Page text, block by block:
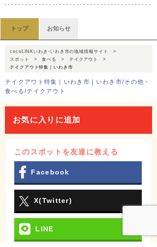
トップ お知らせ
cocoLINKいわき-いわき市の地域情報サイト
スポット
食べる
テイクアウト
テイクアウト特集｜いわき市
テイクアウト特集｜いわき市 | いわき市/その他・
食べる/テイクアウト
お気に入りに追加
このスポットを友達に教える
Facebook
X(Twitter)
LINE